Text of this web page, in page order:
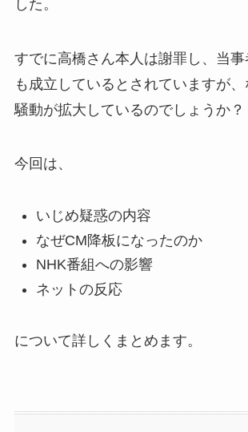
した。
すでに高橋さん本人は謝罪し、当
も成立しているとされていますが
騒動が拡大しているのでしょうか？
今回は、
いじめ疑惑の内容
なぜCM降板になったのか
NHK番組への影響
ネットの反応
について詳しくまとめます。